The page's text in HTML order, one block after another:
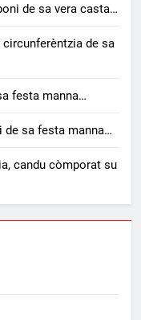
de sa vera casta…
de sa
festa manna…
de sa festa manna…
candu còmporat su